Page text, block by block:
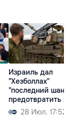
Израиль дал
"Хезболлах"
"последний шанс"
предотвратить
28 Июл. 17:52